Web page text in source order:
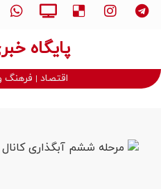
پایگاه
اقتصاد فرهنگ